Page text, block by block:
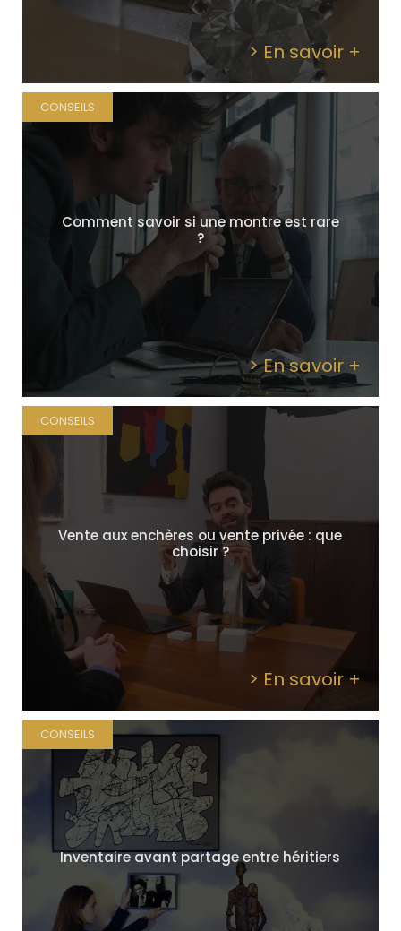
> En savoir +
CONSEILS
Comment savoir si une montre est rare
?
> En savoir +
CONSEILS
Vente aux enchères ou vente privée : que
choisir ?
> En savoir +
CONSEILS
Inventaire avant partage entre héritiers